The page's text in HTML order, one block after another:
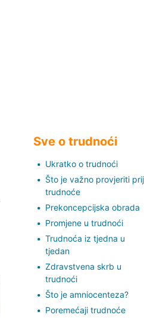
Sve o trudnoći
Ukratko o trudnoći
Što je važno provjeriti
trudnoće
Prekoncepcijska obrada
Promjene u trudnoći
Trudnoća iz tjedna u
tjedan
Zdravstvena skrb u
trudnoći
Što je amniocenteza?
Poremećaji trudnoće